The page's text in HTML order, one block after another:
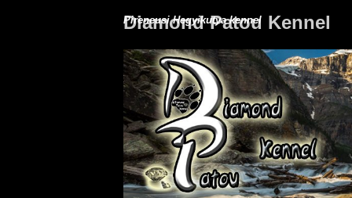
Diamond Patou Kennel
Pireneusi Hegyikutya kennel